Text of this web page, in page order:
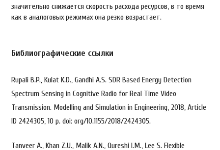
значительно снижается скорость расхода ресурсов, в то время
как в аналоговых режимах она резко возрастает.
Библиографические ссылки
Rupali B.P., Kulat K.D., Gandhi A.S. SDR Based Energy Detection
Spectrum Sensing in Cognitive Radio for Real Time Video
Transmission. Modelling and Simulation in Engineering, 2018, Article
ID 2424305, 10 p. doi: org/10.1155/2018/2424305.
Tanveer A., Khan Z.U., Malik A.N., Qureshi I.M., Lee S. Flexible